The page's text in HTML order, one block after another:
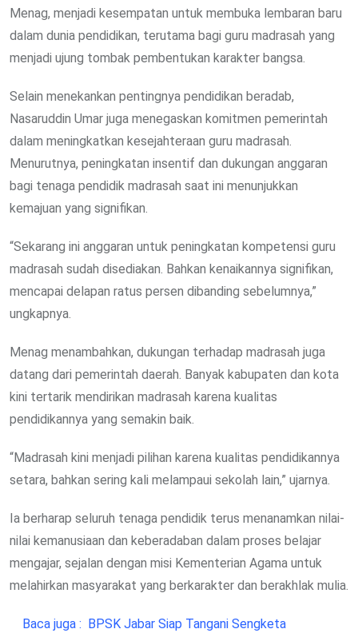
Menag, menjadi kesempatan untuk membuka lembaran baru
dalam dunia pendidikan, terutama bagi guru madrasah yang
menjadi ujung tombak pembentukan karakter bangsa.
Selain menekankan pentingnya pendidikan beradab,
Nasaruddin Umar juga menegaskan komitmen pemerintah
dalam meningkatkan kesejahteraan guru madrasah.
Menurutnya, peningkatan insentif dan dukungan anggaran
bagi tenaga pendidik madrasah saat ini menunjukkan
kemajuan yang signifikan.
“Sekarang ini anggaran untuk peningkatan kompetensi guru
madrasah sudah disediakan. Bahkan kenaikannya signifikan,
mencapai delapan ratus persen dibanding sebelumnya,”
ungkapnya.
Menag menambahkan, dukungan terhadap madrasah juga
datang dari pemerintah daerah. Banyak kabupaten dan kota
kini tertarik mendirikan madrasah karena kualitas
pendidikannya yang semakin baik.
“Madrasah kini menjadi pilihan karena kualitas pendidikannya
setara, bahkan sering kali melampaui sekolah lain,” ujarnya.
Ia berharap seluruh tenaga pendidik terus menanamkan nilai-
nilai kemanusiaan dan keberadaban dalam proses belajar
mengajar, sejalan dengan misi Kementerian Agama untuk
melahirkan masyarakat yang berkarakter dan berakhlak mulia.
Baca juga :
BPSK Jabar Siap Tangani Sengketa